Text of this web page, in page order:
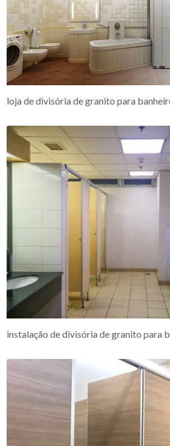
loja de divisória de granito para
instalação de divisória de granito para